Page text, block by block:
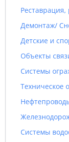
Реставрация,
Демонтаж/
Детские и
Объекты
Системы
Техническое
Системы